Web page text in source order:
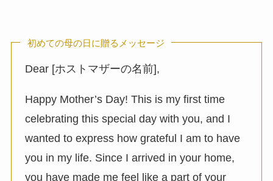
初めての母の日に贈るメッセージ
Dear [ホストマザーの名前],
Happy Mother’s Day! This is my first time
celebrating this special day with you, and I
wanted to express how grateful I am to have
you in my life. Since I arrived in your home,
you have made me feel like a part of your